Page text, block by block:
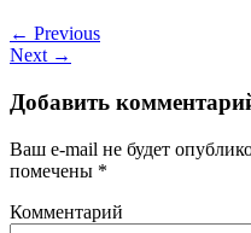
← Previous
Next →
Добавить
Ваш e-mail не будет
помечены *
Комментарий